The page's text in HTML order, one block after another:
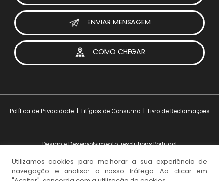
ENVIAR MENSAGEM
COMO CHEGAR
Política de Privacidade| Litígios de Consumo| Livro de Reclamações
Design e Desenvolvimento:iesolutions Portugal
Utilizamos cookies para melhorar a sua experiência de
navegação e analisar o nosso tráfego. Ao clicar em